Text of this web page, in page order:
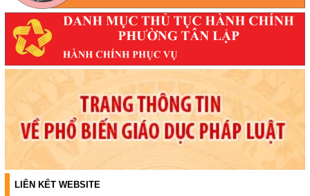
LIÊN KẾT WEBSITE